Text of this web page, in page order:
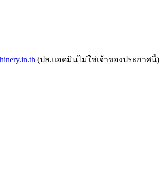
(ปล.แอดมินไม่ใช่เจ้าของประกาศนี้)